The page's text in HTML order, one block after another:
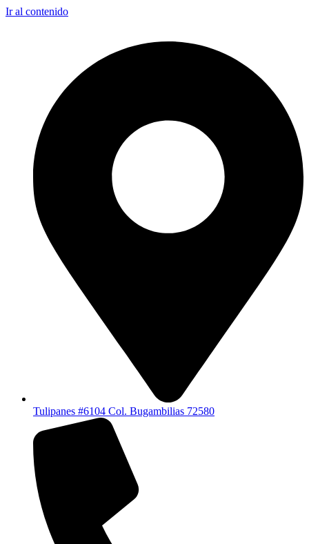
Ir al contenido
Tulipanes #6104 Col. Bugambilias 72580